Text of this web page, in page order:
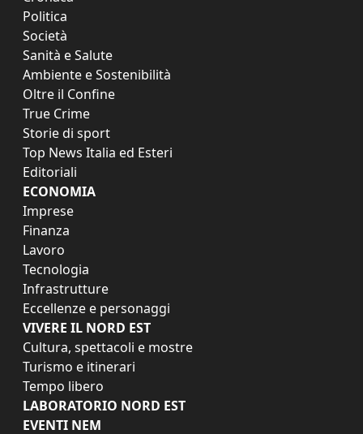
Politica
Società
Sanità e Salute
Ambiente e Sostenibilità
Oltre il Confine
True Crime
Storie di sport
Top News Italia ed Esteri
Editoriali
ECONOMIA
Imprese
Finanza
Lavoro
Tecnologia
Infrastrutture
Eccellenze e personaggi
VIVERE IL NORD EST
Cultura, spettacoli e mostre
Turismo e itinerari
Tempo libero
LABORATORIO NORD EST
EVENTI NEM